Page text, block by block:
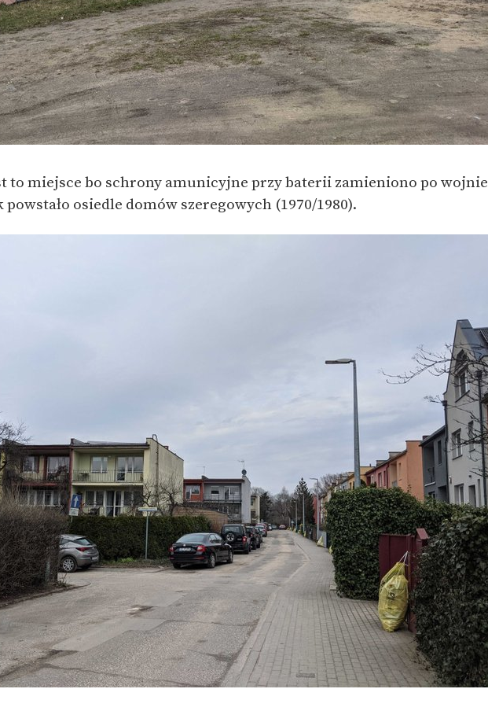
to miejsce bo schrony amunicyjne przy baterii zamieniono po wojnie
powstało osiedle domów szeregowych (1970/1980).